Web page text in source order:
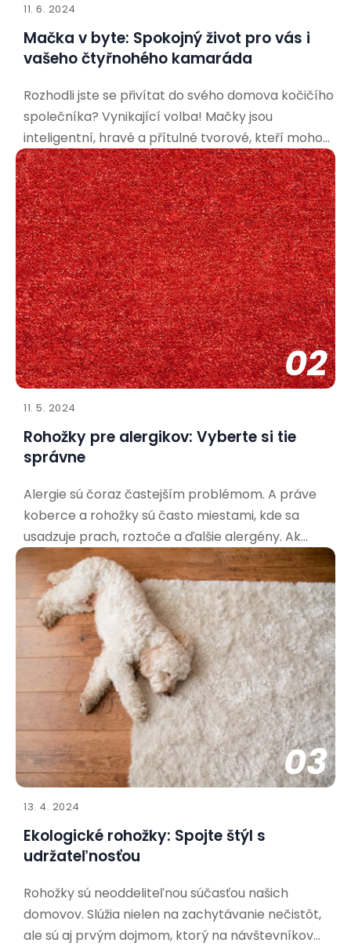
11. 6. 2024
Mačka v byte: Spokojný život pro vás i
vašeho čtyřnohého kamaráda
Rozhodli jste se přivítat do svého domova kočičího
společníka? Vynikající volba! Mačky jsou
inteligentní, hravé a přítulné tvorové, kteří mohou
přinést do vašeho života spoustu radosti. Aby bylo
soužití co nejpříjemnější pro vás i vašeho nového
spolubydlícího, je důležité připravit se a vytvořit
mu vhodné
02
11. 5. 2024
Rohožky pre alergikov: Vyberte si tie
správne
Alergie sú čoraz častejším problémom. A práve
koberce a rohožky sú často miestami, kde sa
usadzuje prach, roztoče a ďalšie alergény. Ak
trpíte alergiami, výber správnej rohožky je kľúčový
pre vaše zdravie a pohodu. Aké materiály sú
najvhodnejšie pre alergikov? Pri výbere rohožky
pre alergikov
03
13. 4. 2024
Ekologické rohožky: Spojte štýl s
udržateľnosťou
Rohožky sú neoddeliteľnou súčasťou našich
domovov. Slúžia nielen na zachytávanie nečistôt,
ale sú aj prvým dojmom, ktorý na návštevníkov